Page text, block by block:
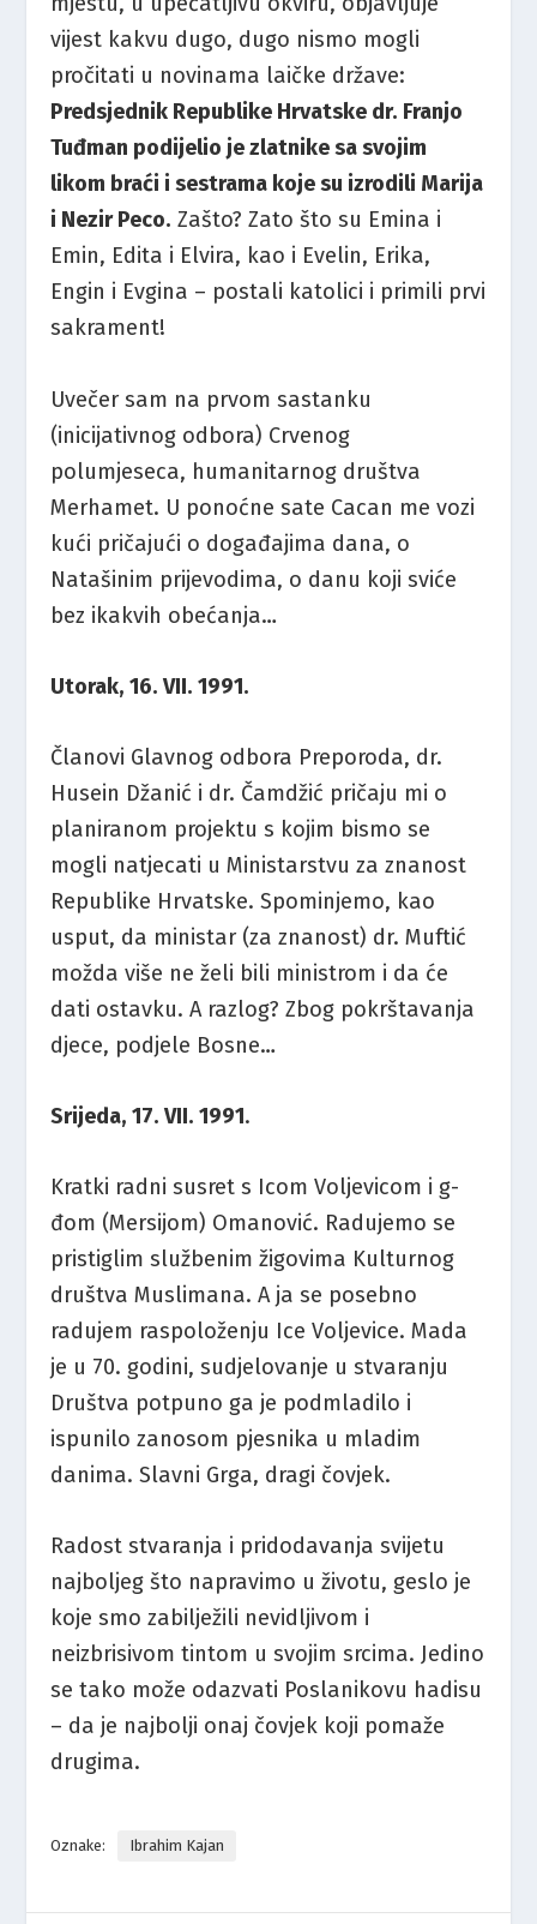
vijest kakvu dugo, dugo nismo mogli
pročitati u novinama laičke države:
Predsjednik Republike Hrvatske dr. Franjo
Tuđman podijelio je zlatnike sa svojim
likom braći i sestrama koje su izrodili Marija
i Nezir Peco. Zašto? Zato što su Emina i
Emin, Edita i Elvira, kao i Evelin, Erika,
Engin i Evgina – postali katolici i primili prvi
sakrament!
Uvečer sam na prvom sastanku
(inicijativnog odbora) Crvenog
polumjeseca, humanitarnog društva
Merhamet. U ponoćne sate Cacan me vozi
kući pričajući o događajima dana, o
Natašinim prijevodima, o danu koji sviće
bez ikakvih obećanja…
Utorak, 16. VII. 1991.
Članovi Glavnog odbora Preporoda, dr.
Husein Džanić i dr. Čamdžić pričaju mi o
planiranom projektu s kojim bismo se
mogli natjecati u Ministarstvu za znanost
Republike Hrvatske. Spominjemo, kao
usput, da ministar (za znanost) dr. Muftić
možda više ne želi bili ministrom i da će
dati ostavku. A razlog? Zbog pokrštavanja
djece, podjele Bosne…
Srijeda, 17. VII. 1991.
Kratki radni susret s Icom Voljevicom i g-
đom (Mersijom) Omanović. Radujemo se
pristiglim službenim žigovima Kulturnog
društva Muslimana. A ja se posebno
radujem raspoloženju Ice Voljevice. Mada
je u 70. godini, sudjelovanje u stvaranju
Društva potpuno ga je podmladilo i
ispunilo zanosom pjesnika u mladim
danima. Slavni Grga, dragi čovjek.
Radost stvaranja i pridodavanja svijetu
najboljeg što napravimo u životu, geslo je
koje smo zabilježili nevidljivom i
neizbrisivom tintom u svojim srcima. Jedino
se tako može odazvati Poslanikovu hadisu
– da je najbolji onaj čovjek koji pomaže
drugima.
Oznake: Ibrahim Kajan